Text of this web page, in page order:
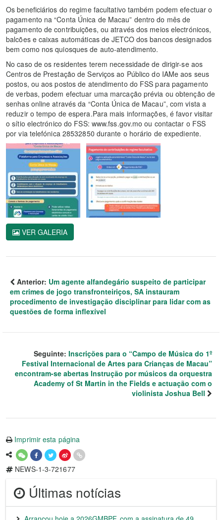
Os beneficiários do regime facultativo também podem efectuar o
pagamento na “Conta Única de Macau” dentro do mês de
pagamento de contribuições, ou através dos meios electrónicos,
balcões e caixas automáticas de JETCO dos bancos designados
bem como nos quiosques de auto-atendimento.
No caso de os residentes terem necessidade de dirigir-se aos
Centros de Prestação de Serviços ao Público do IAMe aos seus
postos, ou aos postos de atendimento do FSS para pagamento
de verbas, podem efectuar uma marcação prévia ou obtenção de
senhas online através da “Conta Única de Macau”, com vista a
reduzir o tempo de espera.Para mais informações, é favor visitar
o sítio electrónico do FSS: www.fss.gov.mo ou contactar o FSS
por via telefónica 28532850 durante o horário de expediente.
VER GALERIA
Anterior: Um agente alfandegário suspeito de participar
em crimes de jogo transfronteiriços, SA instauram
procedimento de investigação disciplinar para lidar com as
questões de forma inflexível
Seguinte: Inscrições para o “Campo de Música do 1º
Festival Internacional de Artes para Crianças de Macau”
encontram-se abertas Instrução por músicos da orquestra
Academy of St Martin in the Fields e actuação com o
violinista Joshua Bell
Imprimir esta página
NEWS-1-3-721677
Últimas notícias